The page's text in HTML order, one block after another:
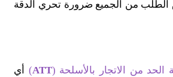
الطلب من الجميع ضرورة تحري الدقة
الحد من الاتجار بالأسلحة (ATT
) أي